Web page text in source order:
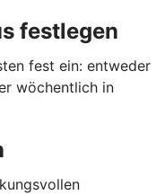
festlegen
fest ein: entweder
wöchentlich in